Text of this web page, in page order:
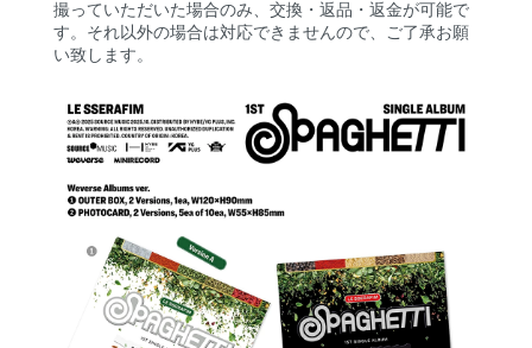
撮っていただいた場合のみ、交換・返品・返金が可能で
す。それ以外の場合は対応できませんので、ご了承お願
い致します。